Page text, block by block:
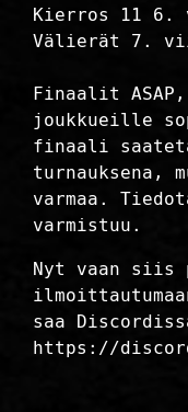
Kierros 11 6.
Välierät 7.
Finaalit
joukkueille
finaali
turnauksena,
varmaa.
varmistuu.
Nyt vaan siis
saa
https://